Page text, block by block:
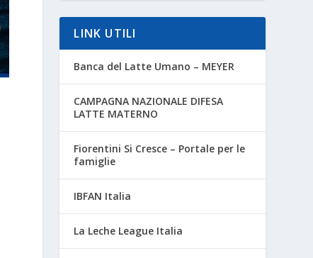
LINK UTILI
Banca del Latte Umano – MEYER
CAMPAGNA NAZIONALE DIFESA
LATTE MATERNO
Fiorentini Si Cresce – Portale per le
famiglie
IBFAN Italia
La Leche League Italia